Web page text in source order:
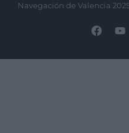
Navegación de Valencia